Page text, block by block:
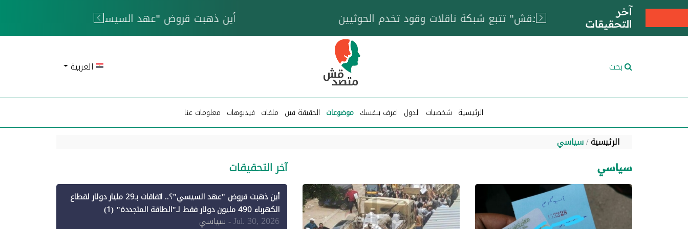
آخر
التحقيقات
خزان عائم.. "متصدقش" تتبع شبكة ناقلات وقود تخدم الحوثيين
بحث العربية
الرئيسية شخصيات الدول اعرف بنفسك موضوعات الحقيقة فين ملفات فيديوهات معلومات عنا
الرئيسية سياسي
سياسي آخر التحقيقات
أين ذهبت قروض "عهد السيسي"؟.. اتفاقات بـ29 مليار دولار لقطاع
الكهرباء 490 مليون دولار فقط لـ"الطاقة المتجددة" (1)
Jul. 30, 2026- سياسي